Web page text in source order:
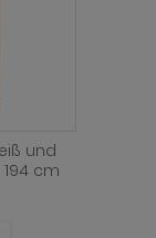
und
cm